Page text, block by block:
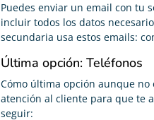
Puedes enviar un email con tu
incluir todos los datos
secundaria usa estos emails:
Última opción: Teléfonos
Cómo última opción aunque
atención al cliente para que te
seguir: